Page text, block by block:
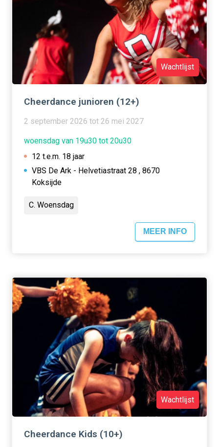
Wachtlijst
Cheerdance junioren (12+)
2 september 2026 tot 26 mei 2027
woensdag van 19u30 tot 20u30
12 t.e.m. 18 jaar
VBS De Ark - Helvetiastraat 28 , 8670
Koksijde
C. Woensdag
MEER INFO
Wachtlijst
Cheerdance Kids (10+)